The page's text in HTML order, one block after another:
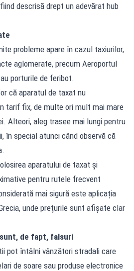
descrisă drept un adevărat hub
probleme apare în cazul taxiurilor,
aglomerate, precum Aeroportul
porturile de feribot.
că aparatul de taxat nu
tarif fix, de multe ori mult mai mare
Alteori, aleg trasee mai lungi pentru
în special atunci când observă că
aparatului de taxat și
pentru rutele frecvent
mai sigură este aplicația
unde prețurile sunt afișate clar
de fapt, falsuri
pot întâlni vânzători stradali care
de soare sau produse electronice